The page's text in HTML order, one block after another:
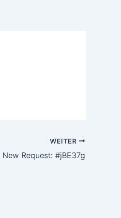
WEITER
New Request: #jBE37g